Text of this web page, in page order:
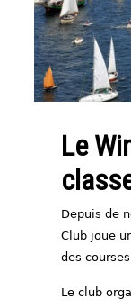
Le
Depuis de
Club joue
des
Le club